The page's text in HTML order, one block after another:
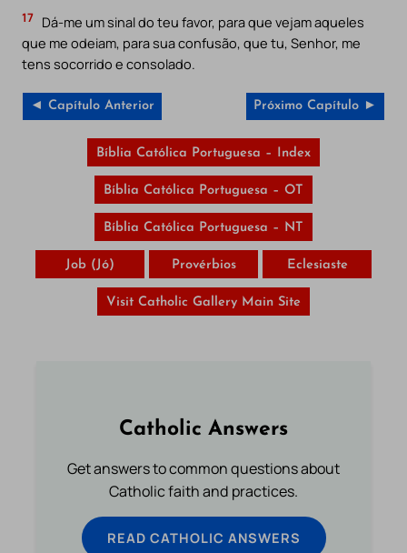
17 Dá-me um sinal do teu favor, para que vejam aqueles
que me odeiam, para sua confusão, que tu, Senhor, me
tens socorrido e consolado.
◄ Capítulo Anterior Próximo Capítulo ►
Bíblia Católica Portuguesa – Index
Bíblia Católica Portuguesa – OT
Bíblia Católica Portuguesa – NT
Job (Jó) Provérbios Eclesiaste
Visit Catholic Gallery Main Site
Catholic Answers
Get answers to common questions about
Catholic faith and practices.
READ CATHOLIC ANSWERS